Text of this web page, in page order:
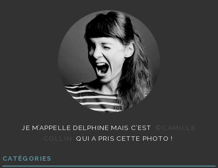
JE M’APPELLE DELPHINE MAIS C’EST
©CAMILLE
COLLIN
QUI A PRIS CETTE PHOTO !
CATÉGORIES